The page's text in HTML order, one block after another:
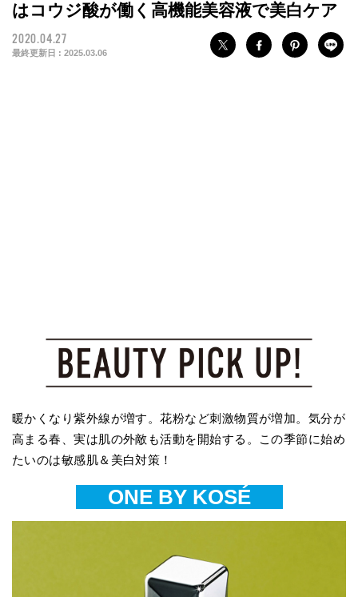
はコウジ酸が働く高機能美容液で美白ケア
2020.04.27
最終更新日 : 2025.03.06
暖かくなり紫外線が増す。花粉など刺激物質が増加。気分が
高まる春、実は肌の外敵も活動を開始する。この季節に始め
たいのは敏感肌＆美白対策！
ONE BY KOSÉ